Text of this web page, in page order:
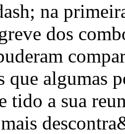
na
dos
que algumas
tido a sua